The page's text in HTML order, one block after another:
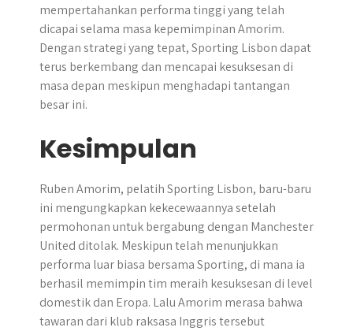
mempertahankan performa tinggi yang telah
dicapai selama masa kepemimpinan Amorim.
Dengan strategi yang tepat, Sporting Lisbon dapat
terus berkembang dan mencapai kesuksesan di
masa depan meskipun menghadapi tantangan
besar ini.
Kesimpulan
Ruben Amorim, pelatih Sporting Lisbon, baru-baru
ini mengungkapkan kekecewaannya setelah
permohonan untuk bergabung dengan Manchester
United ditolak. Meskipun telah menunjukkan
performa luar biasa bersama Sporting, di mana ia
berhasil memimpin tim meraih kesuksesan di level
domestik dan Eropa. Lalu Amorim merasa bahwa
tawaran dari klub raksasa Inggris tersebut